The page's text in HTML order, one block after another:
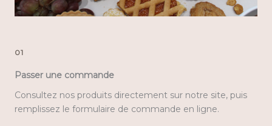
01
Passer une commande
Consultez nos produits directement sur notre site, puis
remplissez le formulaire de commande en ligne.